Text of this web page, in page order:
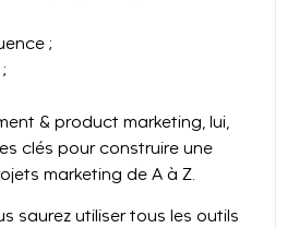
;
& product marketing, lui,
clés pour construire une
marketing de A à Z.
saurez utiliser tous les outils